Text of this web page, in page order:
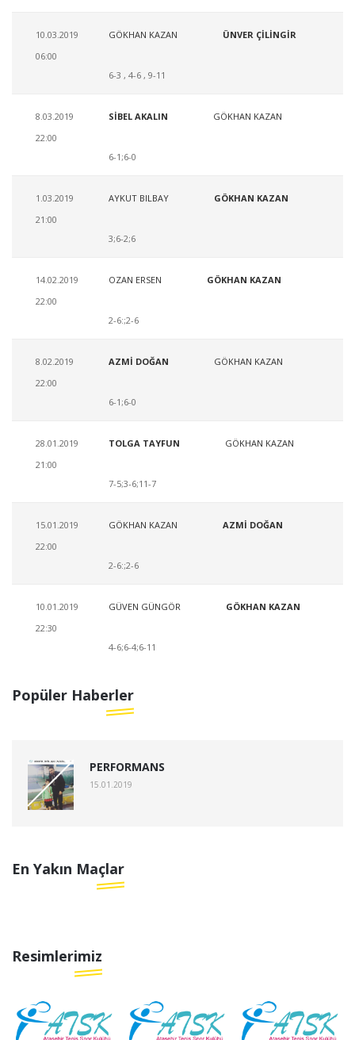
10.03.2019
06:00
GÖKHAN KAZAN ÜNVER ÇİLİNGİR
6-3 , 4-6 , 9-11
8.03.2019
22:00
SİBEL AKALIN GÖKHAN KAZAN
6-1;6-0
1.03.2019
21:00
AYKUT BILBAY GÖKHAN KAZAN
3;6-2;6
14.02.2019
22:00
OZAN ERSEN GÖKHAN KAZAN
2-6:;2-6
8.02.2019
22:00
AZMİ DOĞAN GÖKHAN KAZAN
6-1;6-0
28.01.2019
21:00
TOLGA TAYFUN GÖKHAN KAZAN
7-5;3-6;11-7
15.01.2019
22:00
GÖKHAN KAZAN AZMİ DOĞAN
2-6:;2-6
10.01.2019
22:30
GÜVEN GÜNGÖR GÖKHAN KAZAN
4-6;6-4;6-11
Popüler Haberler
PERFORMANS
15.01.2019
En Yakın Maçlar
Resimlerimiz